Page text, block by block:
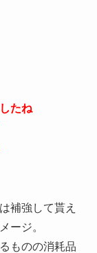
たね
補強して貰え
ージ。
ものの消耗品